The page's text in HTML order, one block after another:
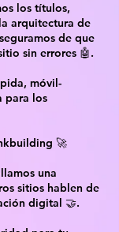
los títulos,
arquitectura de
de que
sin errores 🤖.
móvil-
para los
🚀
una
sitios hablen de
digital 🤝.